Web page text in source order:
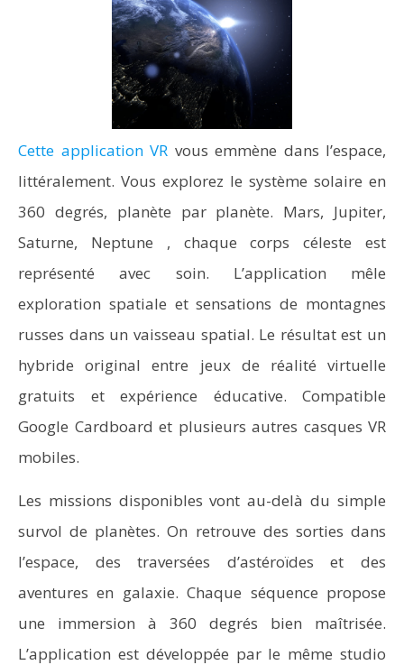
Cette application VR vous emmène dans l’espace,
littéralement. Vous explorez le système solaire en
360 degrés, planète par planète. Mars, Jupiter,
Saturne, Neptune , chaque corps céleste est
représenté avec soin. L’application mêle
exploration spatiale et sensations de montagnes
russes dans un vaisseau spatial. Le résultat est un
hybride original entre jeux de réalité virtuelle
gratuits et expérience éducative. Compatible
Google Cardboard et plusieurs autres casques VR
mobiles.
Les missions disponibles vont au-delà du simple
survol de planètes. On retrouve des sorties dans
l’espace, des traversées d’astéroïdes et des
aventures en galaxie. Chaque séquence propose
une immersion à 360 degrés bien maîtrisée.
L’application est développée par le même studio